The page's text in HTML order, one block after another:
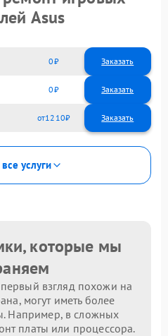
Asus
0 Заказать
0 Заказать
1210
услуги
которые мы
взгляд похожи на
могут иметь более
Например, в сложных
платы или процессора.